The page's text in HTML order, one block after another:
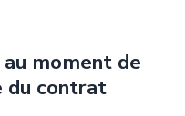
moment de
du contrat